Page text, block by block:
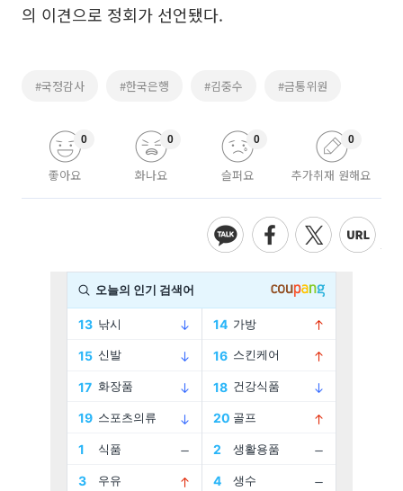
의 이견으로 정회가 선언됐다.
#국정감사 #한국은행 #김중수 #금통위원
좋아요
0
화나요
0
슬퍼요
0
추가취재 원해요
0